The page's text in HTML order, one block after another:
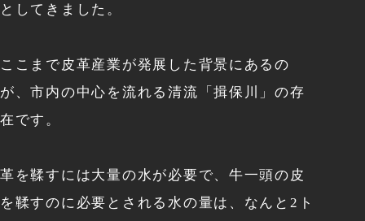
としてきました。
ここまで皮革産業が発展した背景にあるの
が、市内の中心を流れる清流「揖保川」の存
在です。
革を鞣すには大量の水が必要で、牛一頭の皮
を鞣すのに必要とされる水の量は、なんと2ト